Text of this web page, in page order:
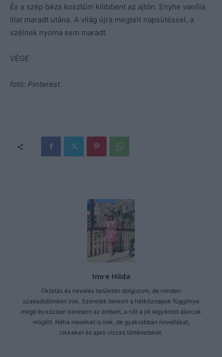
És a szép bézs kosztüm kilibbent az ajtón. Enyhe vanília
illat maradt utána. A világ újra megtelt napsütéssel, a
szélnek nyoma sem maradt.
VÉGE
fotó: Pinterest
Imre Hilda
Oktatás és nevelés területén dolgozom, de minden
szabadidőmben írok. Szeretek belesni a hétköznapok függönye
mögé és közben keresem az embert, a nőt a jól legyártott álarcok
mögött. Néha meséket is írok, de gyakrabban novellákat,
cikkeket és apró vicces történeteket.